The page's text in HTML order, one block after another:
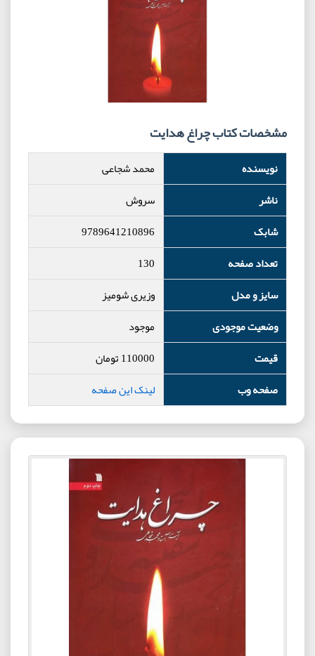
مشخصات کتاب چراغ هدایت
نویسنده
محمد شجاعی
ناشر
سروش
شابک
9789641210896
تعداد صفحه
130
سایز و مدل
وزیری شومیز
وضعیت موجودی
موجود
قیمت
110000تومان
صفحه وب
لینک این صفحه